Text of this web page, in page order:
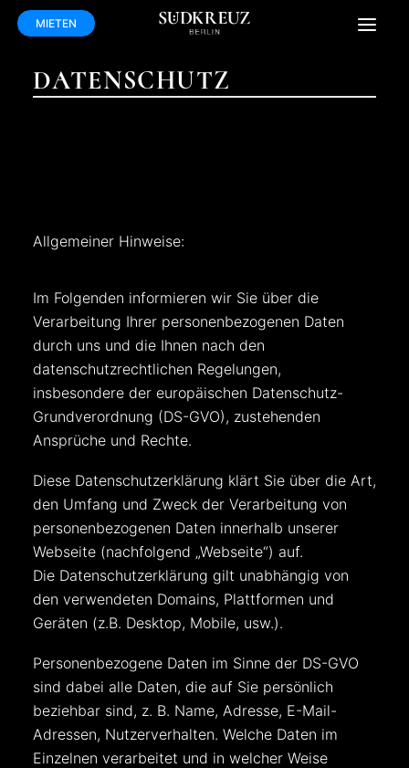
MIETEN
WOHNEN MIT SERVICE
DATENSCHUTZ
Allgemeiner Hinweise:
Im Folgenden informieren wir Sie über die
Verarbeitung Ihrer personenbezogenen Daten
durch uns und die Ihnen nach den
datenschutzrechtlichen Regelungen,
insbesondere der europäischen Datenschutz-
Grundverordnung (DS-GVO), zustehenden
Ansprüche und Rechte.
Diese Datenschutzerklärung klärt Sie über die Art,
den Umfang und Zweck der Verarbeitung von
personenbezogenen Daten innerhalb unserer
Webseite (nachfolgend „Webseite“) auf.
Die Datenschutzerklärung gilt unabhängig von
den verwendeten Domains, Plattformen und
Geräten (z.B. Desktop, Mobile, usw.).
Personenbezogene Daten im Sinne der DS-GVO
sind dabei alle Daten, die auf Sie persönlich
beziehbar sind, z. B. Name, Adresse, E-Mail-
Adressen, Nutzerverhalten. Welche Daten im
Einzelnen verarbeitet und in welcher Weise